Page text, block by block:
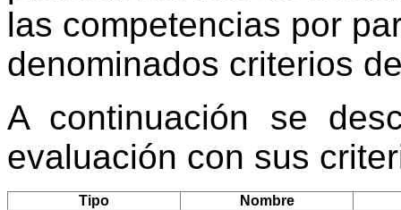
las competencias por
denominados criterios
A continuación se
evaluación con sus
Tipo Nombre